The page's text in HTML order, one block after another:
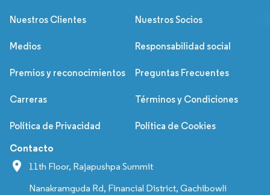
Nuestros Clientes Nuestros Socios
Medios Responsabilidad social
Premios y reconocimientos Preguntas Frecuentes
Carreras Términos y Condiciones
Política de Privacidad Política de Cookies
Contacto
11th Floor, Rajapushpa Summit
Nanakramguda Rd, Financial District, Gachibowli